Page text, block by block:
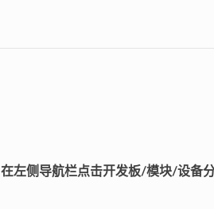
在左侧导航栏点击开发板/模块/设备